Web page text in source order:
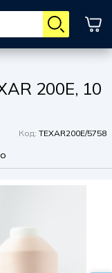
200E, 10
Код: TEXAR200E/5758